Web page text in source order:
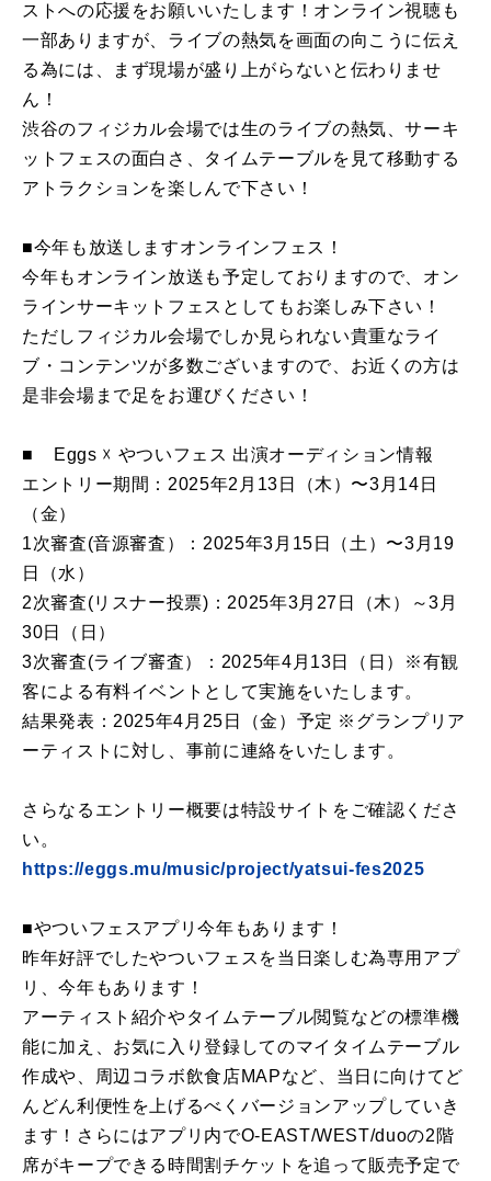
ストへの応援をお願いいたします！オンライン視聴も
一部ありますが、ライブの熱気を画面の向こうに伝え
る為には、まず現場が盛り上がらないと伝わりませ
ん！
渋谷のフィジカル会場では生のライブの熱気、サーキ
ットフェスの面白さ、タイムテーブルを見て移動する
アトラクションを楽しんで下さい！
■今年も放送しますオンラインフェス！
今年もオンライン放送も予定しておりますので、オン
ラインサーキットフェスとしてもお楽しみ下さい！
ただしフィジカル会場でしか見られない貴重なライ
ブ・コンテンツが多数ございますので、お近くの方は
是非会場まで足をお運びください！
■ Eggs ☓ やついフェス 出演オーディション情報
エントリー期間：2025年2月13日（木）〜3月14日
（金）
1次審査(音源審査）：2025年3月15日（土）〜3月19
日（水）
2次審査(リスナー投票)：2025年3月27日（木）～3月
30日（日）
3次審査(ライブ審査）：2025年4月13日（日）※有観
客による有料イベントとして実施をいたします。
結果発表：2025年4月25日（金）予定 ※グランプリア
ーティストに対し、事前に連絡をいたします。
さらなるエントリー概要は特設サイトをご確認くださ
い。
https://eggs.mu/music/project/yatsui-fes2025
■やついフェスアプリ今年もあります！
昨年好評でしたやついフェスを当日楽しむ為専用アプ
リ、今年もあります！
アーティスト紹介やタイムテーブル閲覧などの標準機
能に加え、お気に入り登録してのマイタイムテーブル
作成や、周辺コラボ飲食店MAPなど、当日に向けてど
んどん利便性を上げるべくバージョンアップしていき
ます！さらにはアプリ内でO-EAST/WEST/duoの2階
席がキープできる時間割チケットを追って販売予定で